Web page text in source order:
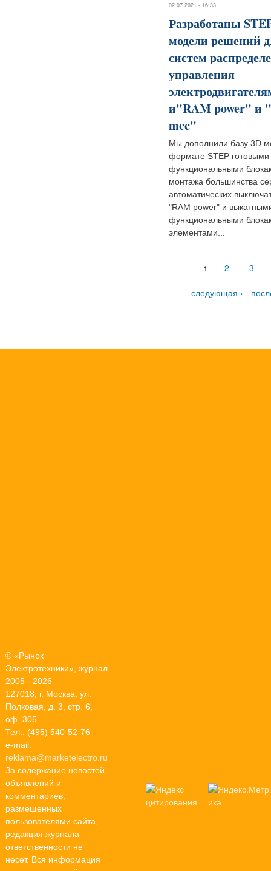
02.07.2021 - 16:33
Разработаны
модели решений
систем
управления
и"RAM power" и
mcc"
Мы дополнили базу 3D
формате STEP готовыми
функциональными
монтажа большинства
автоматических
"RAM power" и
функциональными
элементами...
1 2 3
следующая ›
© «Рынок
Электротехники», журнал
2005 - 2026
127018, г. Москва, ул.
Полковая, д. 3, стр. 6,
оф. 305
Тел.: (495) 540-52-76
e-mail:
reklama@marketelectro.ru
За содержание новостей,
объявлений и
комментариев,
размещенных
пользователями сайта,
редакция журнала
ответственности не
несет. Вся информация